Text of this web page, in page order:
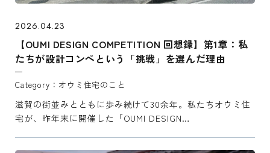
2026.04.23
【OUMI DESIGN COMPETITION 回想録】第1章：私
たちが設計コンペという「挑戦」を選んだ理由
オウミ住宅のこと
滋賀の街並みとともに歩み続けて30余年。私たちオウミ住
宅が、昨年末に開催した「OUMI DESIGN